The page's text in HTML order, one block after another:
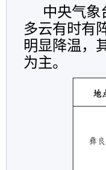
中央气象
多云有时有
明显降温，
为主。